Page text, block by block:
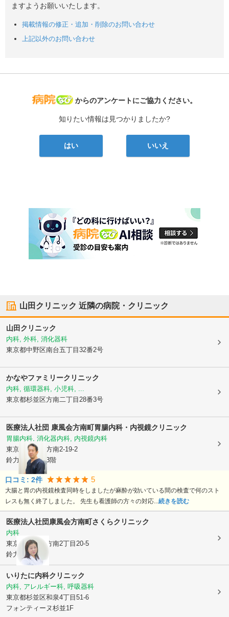
ますようお願いいたします。
掲載情報の修正・追加・削除のお問い合わせ
上記以外のお問い合わせ
病院なび
からのアンケートにご協力ください。
知りたい情報は見つかりましたか?
はい いいえ
山田クリニック 近隣の病院・クリニック
山田クリニック
内科, 外科, 消化器科
東京都中野区南台五丁目32番2号
かなやファミリークリニック
内科, 循環器科, 小児科, ...
東京都杉並区方南二丁目28番3号
医療法人社団 康風会方南町胃腸内科・内視鏡クリニック
胃腸内科, 消化器内科, 内視鏡内科
東京都杉並区
方南2-19-2
鈴力第三ビル3階
口コミ: 2件 5
大腸と胃の内視鏡検査同時をしましたが麻酔が効いている間の検査で何のスト
レスも無く終了しました。 先生も看護師の方々の対応...続きを読む
医療法人社団康風会方南町さくらクリニック
内科
東京都杉並区方南2丁目20-5
鈴力第2ビル
いりたに内科クリニック
内科, アレルギー科, 呼吸器科
東京都杉並区和泉4丁目51-6
フォンティーヌ杉並1F